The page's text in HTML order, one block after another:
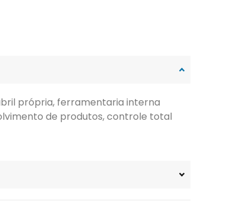
própria, ferramentaria interna
de produtos, controle total